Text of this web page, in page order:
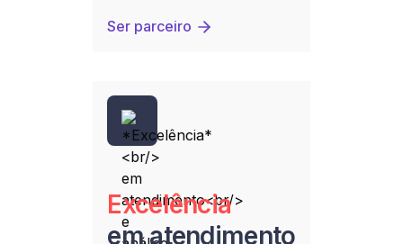
Ser parceiro
Excelência
em atendimento